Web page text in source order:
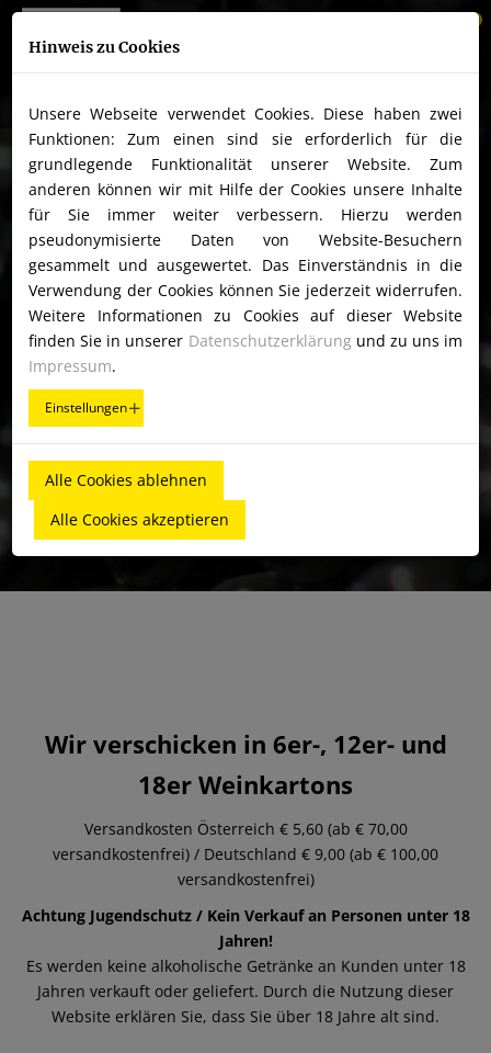
ÜBER UNS
ONLINE-SHOP
KONTAKT
WEIN IST POESIE IN
FLASCHEN
AUS DER SONNE DER
SÜDSTEIERMARK.
UNVERFÄLSCHTER GESCHMACK DER REGION.
Wir verschicken in 6er-, 12er- und
18er Weinkartons
Versandkosten Österreich € 5,60 (ab € 70,00
versandkostenfrei) / Deutschland € 9,00 (ab € 100,00
versandkostenfrei)
Achtung Jugendschutz / Kein Verkauf an Personen unter 18
Jahren!
Es werden keine alkoholische Getränke an Kunden unter 18
Jahren verkauft oder geliefert. Durch die Nutzung dieser
Website erklären Sie, dass Sie über 18 Jahre alt sind.
Hinweis zu Cookies
Unsere Webseite verwendet Cookies. Diese haben zwei
Funktionen: Zum einen sind sie erforderlich für die
grundlegende Funktionalität unserer Website. Zum
anderen können wir mit Hilfe der Cookies unsere Inhalte
für Sie immer weiter verbessern. Hierzu werden
pseudonymisierte Daten von Website-Besuchern
gesammelt und ausgewertet. Das Einverständnis in die
Verwendung der Cookies können Sie jederzeit widerrufen.
Weitere Informationen zu Cookies auf dieser Website
finden Sie in unserer Datenschutzerklärungund zu uns im
Impressum.
Einstellungen
Alle Cookies ablehnen
Alle Cookies akzeptieren